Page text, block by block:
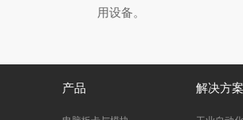
用设备。
产品 解决方案